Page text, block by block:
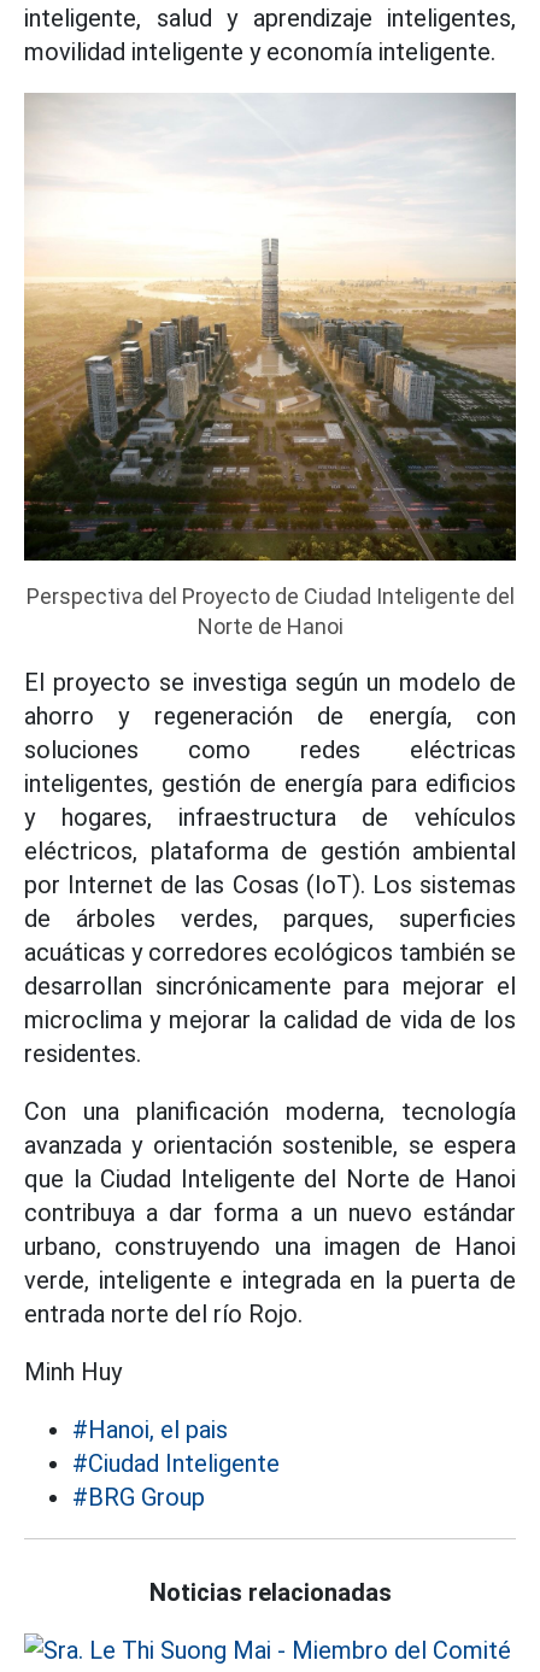
inteligente, salud y aprendizaje inteligentes,
movilidad inteligente y economía inteligente.
Perspectiva del Proyecto de Ciudad Inteligente del
Norte de Hanoi
El proyecto se investiga según un modelo de
ahorro y regeneración de energía, con
soluciones como redes eléctricas
inteligentes, gestión de energía para edificios
y hogares, infraestructura de vehículos
eléctricos, plataforma de gestión ambiental
por Internet de las Cosas (IoT). Los sistemas
de árboles verdes, parques, superficies
acuáticas y corredores ecológicos también se
desarrollan sincrónicamente para mejorar el
microclima y mejorar la calidad de vida de los
residentes.
Con una planificación moderna, tecnología
avanzada y orientación sostenible, se espera
que la Ciudad Inteligente del Norte de Hanoi
contribuya a dar forma a un nuevo estándar
urbano, construyendo una imagen de Hanoi
verde, inteligente e integrada en la puerta de
entrada norte del río Rojo.
Minh Huy
#Hanoi, el pais
#Ciudad Inteligente
#BRG Group
Noticias relacionadas